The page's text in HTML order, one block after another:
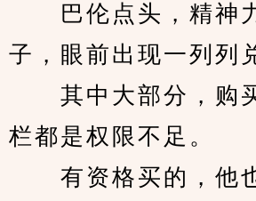
巴伦点头，精神
子，眼前出现一列列
其中大部分，购
栏都是权限不足。
有资格买的，他